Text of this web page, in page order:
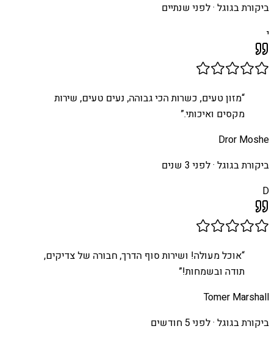
ביקורת בגוגל ·לפני שנתיים
י
“מזון טעים, כשרות הכי גבוהה, נעים טעים, שירות
מקסים ואיכותי.”
Dror Moshe
ביקורת בגוגל ·לפני 3 שנים
D
“אוכל מעולה! ושירות סוף הדרך, חבורה של צדיקים,
תודה ובשמחות!”
Tomer Marshall
ביקורת בגוגל ·לפני 5 חודשים